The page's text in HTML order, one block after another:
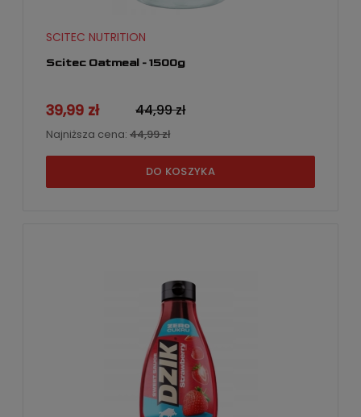
Scitec Oatmeal - 1500g
SCITEC NUTRITION
39,99 zł 44,99 zł
Najniższa cena: 44,99 zł
DO KOSZYKA